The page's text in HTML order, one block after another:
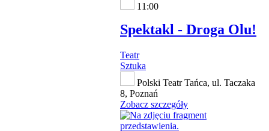
11:00
Spektakl - Droga Olu!
Teatr
Sztuka
Polski Teatr Tańca, ul. Taczaka
8, Poznań
Zobacz szczegóły